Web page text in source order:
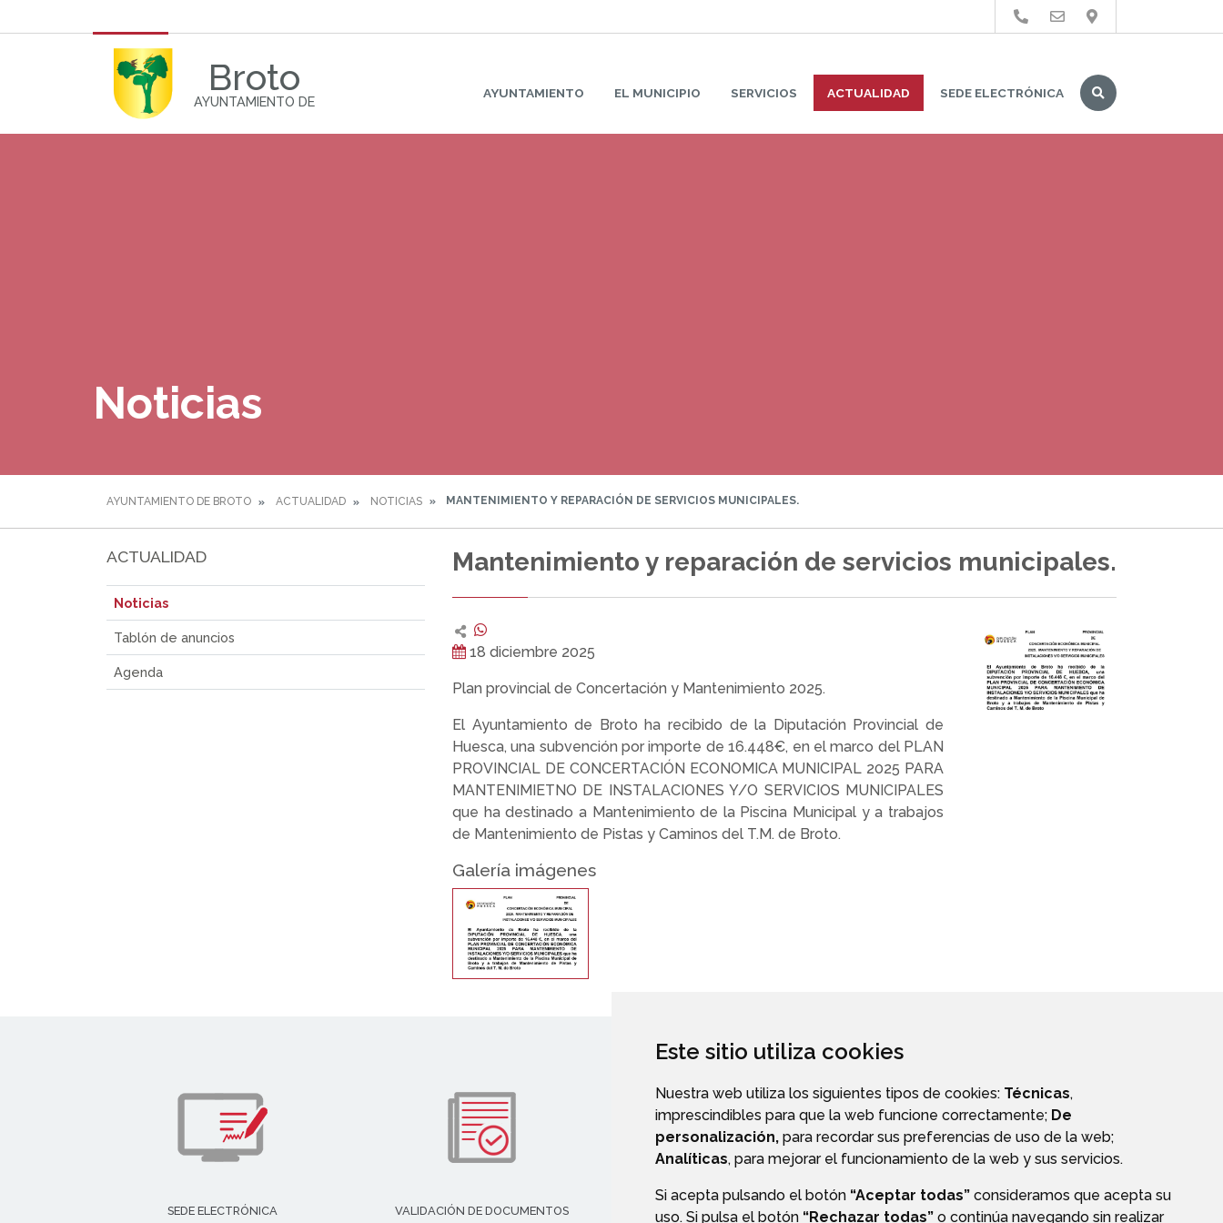
Este sitio utiliza cookies
Nuestra web utiliza los siguientes tipos de cookies: Técnicas,
imprescindibles para que la web funcione correctamente; De
personalización, para recordar sus preferencias de uso de la web;
Analíticas, para mejorar el funcionamiento de la web y sus servicios.
Si acepta pulsando el botón “Aceptar todas” consideramos que acepta su
uso. Si pulsa el botón “Rechazar todas” o continúa navegando sin realizar
Broto
AYUNTAMIENTO DE
AYUNTAMIENTO EL MUNICIPIO SERVICIOS ACTUALIDAD SEDE ELECTRÓNICA
Buscar
Noticias
AYUNTAMIENTO DE BROTO ACTUALIDAD NOTICIAS MANTENIMIENTO Y REPARACIÓN DE SERVICIOS MUNICIPALES.
ACTUALIDAD
Noticias
Tablón de anuncios
Agenda
Mantenimiento y reparación de servicios municipales.
18 diciembre 2025
Plan provincial de Concertación y Mantenimiento 2025.
El Ayuntamiento de Broto ha recibido de la Diputación Provincial de
Huesca, una subvención por importe de 16.448€, en el marco del PLAN
PROVINCIAL DE CONCERTACIÓN ECONOMICA MUNICIPAL 2025 PARA
MANTENIMIETNO DE INSTALACIONES Y/O SERVICIOS MUNICIPALES
que ha destinado a Mantenimiento de la Piscina Municipal y a trabajos
de Mantenimiento de Pistas y Caminos del T.M. de Broto.
Galería imágenes
SEDE ELECTRÓNICA VALIDACIÓN DE DOCUMENTOS TRANSPARENCIA PERFIL DEL CONTRATANTE